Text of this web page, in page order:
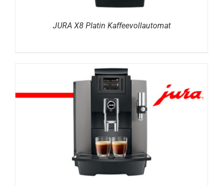
JURA X8 Platin Kaffeevollautomat
DETAILS